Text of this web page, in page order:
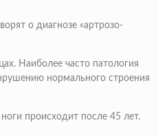
о диагнозе «артрозо-
Наиболее часто патология
нормального строения
происходит после 45 лет.